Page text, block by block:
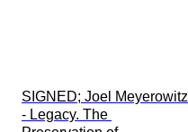
SIGNED; Joel Meyerowitz
- Legacy. The